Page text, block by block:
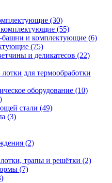
(30)
(55)
башни и комплектующие (6)
(75)
и деликатесов (22)
для термообработки
оборудование (10)
стали (49)
(3)
(2)
трапы и решётки (2)
(7)